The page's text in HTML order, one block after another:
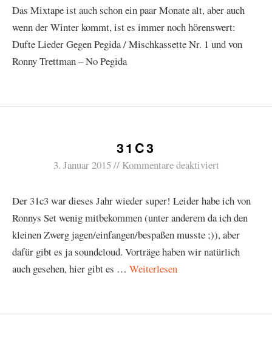
Das Mixtape ist auch schon ein paar Monate alt, aber auch
wenn der Winter kommt, ist es immer noch hörenswert:
Dufte Lieder Gegen Pegida / Mischkassette Nr. 1 und von
Ronny Trettman – No Pegida
31C3
3. Januar 2015 Kommentare deaktiviert
Der 31c3 war dieses Jahr wieder super! Leider habe ich von
Ronnys Set wenig mitbekommen (unter anderem da ich den
kleinen Zwerg jagen/einfangen/bespaßen musste ;)), aber
dafür gibt es ja soundcloud. Vorträge haben wir natürlich
auch gesehen, hier gibt es … Weiterlesen